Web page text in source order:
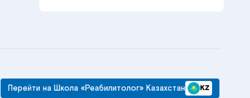
Перейти на Школа «Реабилитолог» Казахстан KZ